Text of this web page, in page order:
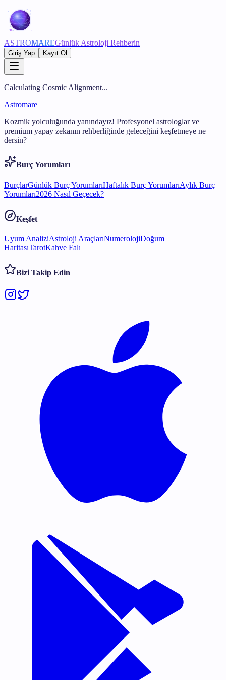
ASTROMAREGünlük Astroloji Rehberin
Giriş Yap Kayıt Ol
Calculating Cosmic Alignment...
Astromare
Kozmik yolculuğunda yanındayız! Profesyonel astrologlar ve
premium yapay zekanın rehberliğinde geleceğini keşfetmeye ne
dersin?
Burç Yorumları
BurçlarGünlük Burç YorumlarıHaftalık Burç YorumlarıAylık Burç
Yorumları2026 Nasıl Geçecek?
Keşfet
Uyum AnaliziAstroloji AraçlarıNumerolojiDoğum
HaritasıTarotKahve Falı
Bizi Takip Edin